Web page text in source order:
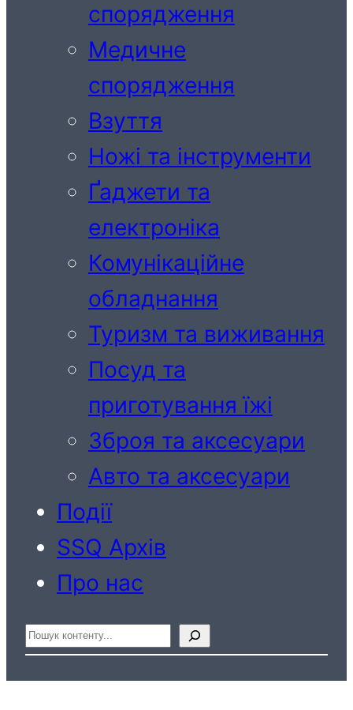
спорядження
Медичне
спорядження
Взуття
Ножі та інструменти
Ґаджети та
електроніка
Комунікаційне
обладнання
Туризм та виживання
Посуд та
приготування їжі
Зброя та аксесуари
Авто та аксесуари
Події
SSQ Архів
Про нас
Пошук